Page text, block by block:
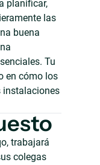
planificar,
las
buena
Tu
en cómo los
instalaciones
trabajará
colegas